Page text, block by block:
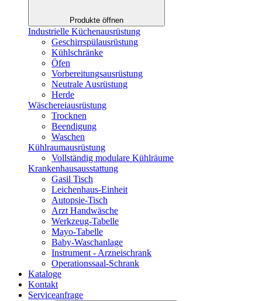
Produkte öffnen
Industrielle Küchenausrüstung
Geschirrspülausrüstung
Kühlschränke
Öfen
Vorbereitungsausrüstung
Neutrale Ausrüstung
Herde
Wäschereiausrüstung
Trocknen
Beendigung
Waschen
Kühlraumausrüstung
Vollständig modulare Kühlräume
Krankenhausausstattung
Gasil Tisch
Leichenhaus-Einheit
Autopsie-Tisch
Arzt Handwäsche
Werkzeug-Tabelle
Mayo-Tabelle
Baby-Waschanlage
Instrument - Arzneischrank
Operationssaal-Schrank
Kataloge
Kontakt
Serviceanfrage